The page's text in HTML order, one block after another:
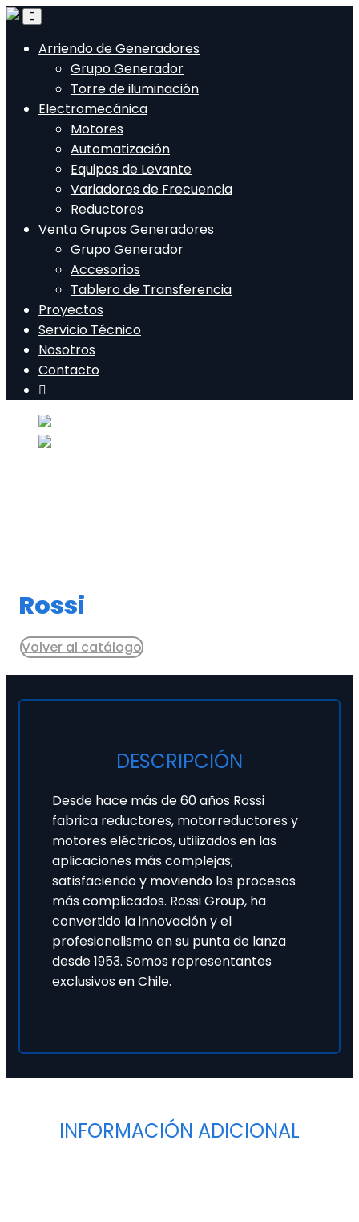
Arriendo de Generadores
Grupo Generador
Torre de iluminación
Electromecánica
Motores
Automatización
Equipos de Levante
Variadores de Frecuencia
Reductores
Venta Grupos Generadores
Grupo Generador
Accesorios
Tablero de Transferencia
Proyectos
Servicio Técnico
Nosotros
Contacto
Rossi
Volver al catálogo
DESCRIPCIÓN
Desde hace más de 60 años Rossi
fabrica reductores, motorreductores y
motores eléctricos, utilizados en las
aplicaciones más complejas;
satisfaciendo y moviendo los procesos
más complicados. Rossi Group, ha
convertido la innovación y el
profesionalismo en su punta de lanza
desde 1953. Somos representantes
exclusivos en Chile.
INFORMACIÓN ADICIONAL